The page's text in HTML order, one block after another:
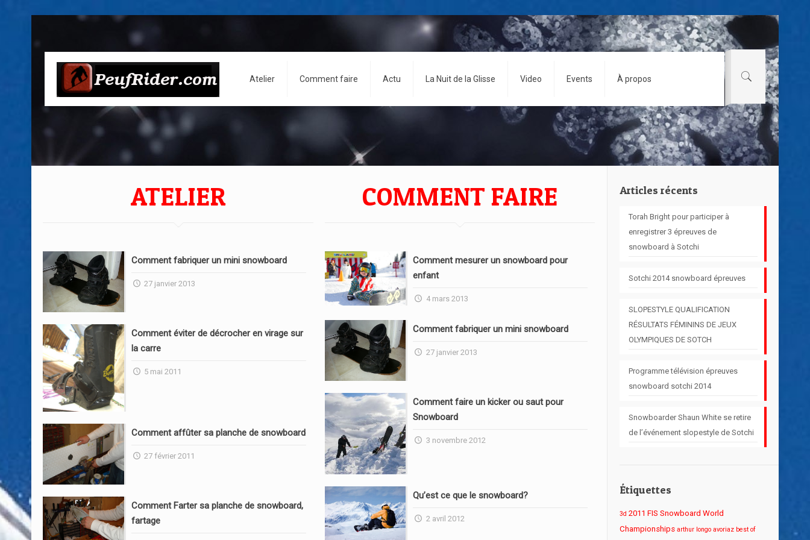
Atelier Comment faire Actu La Nuit de la Glisse Video Events À propos
ATELIER COMMENT FAIRE
Comment fabriquer un mini snowboard
27 janvier 2013
Comment éviter de décrocher en virage sur
la carre
5 mai 2011
Comment affûter sa planche de snowboard
27 février 2011
Comment Farter sa planche de snowboard,
fartage
Comment mesurer un snowboard pour
enfant
4 mars 2013
Comment fabriquer un mini snowboard
27 janvier 2013
Comment faire un kicker ou saut pour
Snowboard
3 novembre 2012
Qu’est ce que le snowboard?
2 avril 2012
Articles récents
Torah Bright pour participer à
enregistrer 3 épreuves de
snowboard à Sotchi
Sotchi 2014 snowboard épreuves
SLOPESTYLE QUALIFICATION
RÉSULTATS FÉMININS DE JEUX
OLYMPIQUES DE SOTCH
Programme télévision épreuves
snowboard sotchi 2014
Snowboarder Shaun White se retire
de l’événement slopestyle de Sotchi
Étiquettes
3d 2011 FIS Snowboard World
Championships arthur longo avoriaz best of